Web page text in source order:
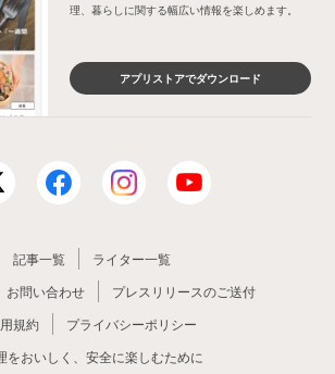
理、暮らしに関する幅広い情報を楽しめます。
アプリストアでダウンロード
記事一覧
ライター一覧
お問い合わせ
プレスリリースのご送付
規約
プライバシーポリシー
をおいしく、安全に楽しむために